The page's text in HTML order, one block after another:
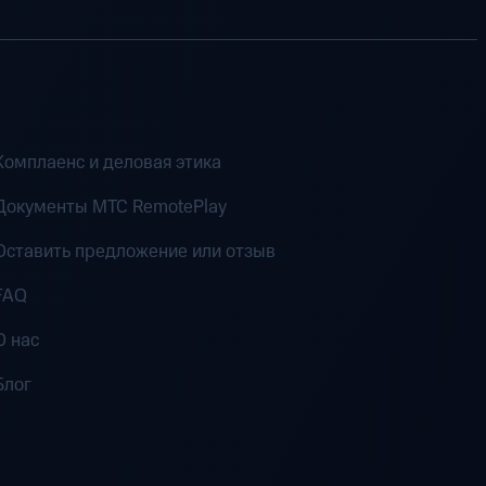
и деловая этика
MTC RemotePlay
предложение или отзыв
нас